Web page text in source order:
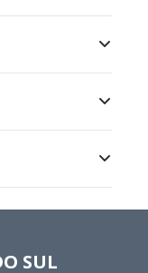
SUL